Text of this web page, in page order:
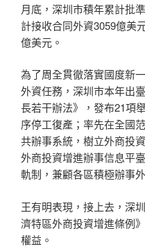
月底，深圳市積年累計批
計接收合同外資3059億美
億美元。
為了周全貫徹落實國度新
外資任務，深圳市本年出
長若干辦法》，發布21項
序停工復產；率先在全國
共辦事系統，樹立外商投
外商投資增進辦事信息平
軌制，兼顧各區積極辦事
王有明表現，接上去，深
濟特區外商投資增進條例
權益。